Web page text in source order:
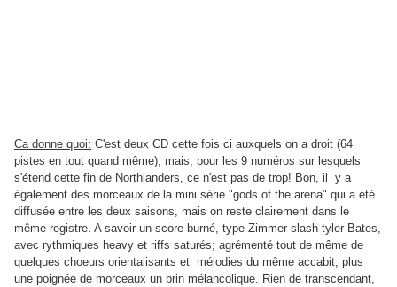
Ca donne quoi: C'est deux CD cette fois ci auxquels on a droit (64
pistes en tout quand même), mais, pour les 9 numéros sur lesquels
s'étend cette fin de Northlanders, ce n'est pas de trop! Bon, il y a
également des morceaux de la mini série "gods of the arena" qui a été
diffusée entre les deux saisons, mais on reste clairement dans le
même registre. A savoir un score burné, type Zimmer slash tyler Bates,
avec rythmiques heavy et riffs saturés; agrémenté tout de même de
quelques choeurs orientalisants et mélodies du même accabit, plus
une poignée de morceaux un brin mélancolique. Rien de transcendant,